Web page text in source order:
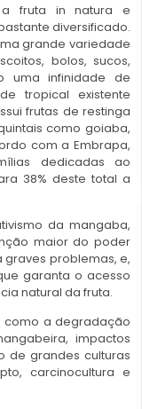
a fruta in natura e
diversificado.
grande variedade
bolos, sucos,
uma infinidade de
tropical existente
frutas de restinga
como goiaba,
com a Embrapa,
dedicadas ao
38% deste total a
da mangaba,
maior do poder
problemas, e,
garanta o acesso
natural da fruta.
como a degradação
impactos
de grandes culturas
carcinocultura e